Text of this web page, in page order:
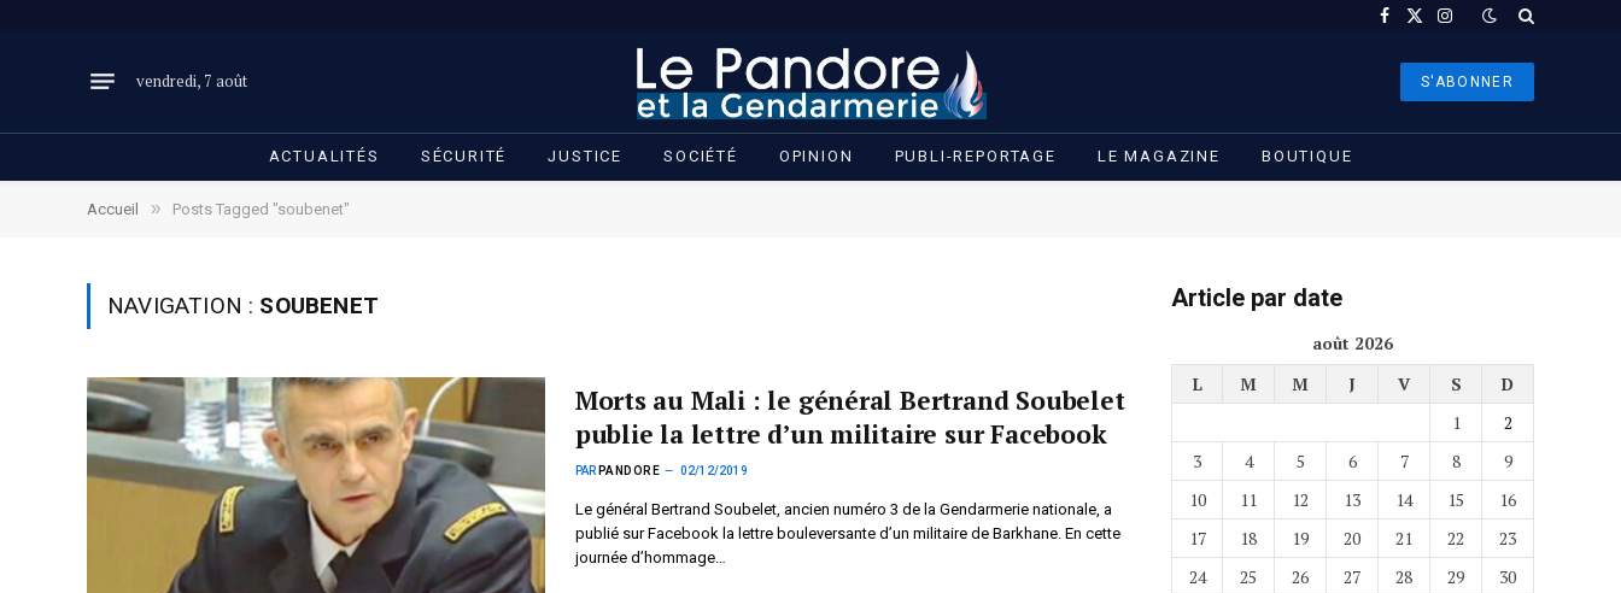
Facebook
X
Instagram
vendredi, 7 août S'ABONNER
ACTUALITÉS SÉCURITÉ JUSTICE SOCIÉTÉ OPINION PUBLI-REPORTAGE LE MAGAZINE BOUTIQUE
Accueil » Posts Tagged "soubenet"
NAVIGATION : SOUBENET
Morts au Mali : le général Bertrand Soubelet
publie la lettre d’un militaire sur Facebook
PAR PANDORE 02/12/2019
Le général Bertrand Soubelet, ancien numéro 3 de la Gendarmerie nationale, a
publié sur Facebook la lettre bouleversante d’un militaire de Barkhane. En cette
journée d’hommage…
Article par date
août 2026
L
M M J V S
D
1
2
3
4 5 6 7 8
9
10
11 12 13 14 15
16
17
18 19 20 21 22
23
24
25 26 27 28 29
30